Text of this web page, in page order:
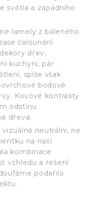
světla a západního
lamely z běleného
čalounění.
dřev,
kuchyni, pár
spíše však
bodové
Kovové kontrasty
odstínu
dřeva.
neutrální, ne
na naší
kombinace
vzhledu a řešení
podařilo